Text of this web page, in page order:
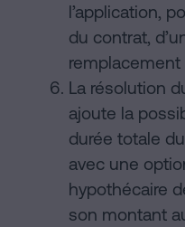
l’application,
du contrat,
remplacement
La résolution
ajoute la
durée totale
avec une
hypothécaire
son montant